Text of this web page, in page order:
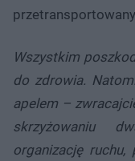
Wszystkim
do zdrowia.
apelem –
skrzyżowaniu
organizację ruchu,